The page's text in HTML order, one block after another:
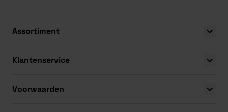
Assortiment
Klantenservice
Voorwaarden